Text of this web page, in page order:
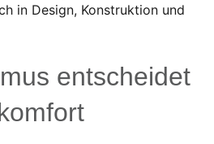
in Design, Konstruktion und
entscheidet